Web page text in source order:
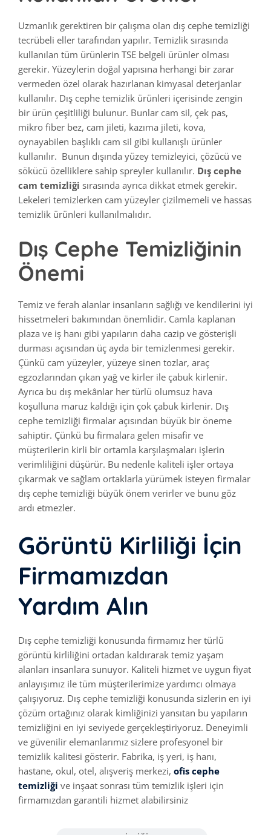
Uzmanlık gerektiren bir çalışma olan dış cephe temizliği
tecrübeli eller tarafından yapılır. Temizlik sırasında
kullanılan tüm ürünlerin TSE belgeli ürünler olması
gerekir. Yüzeylerin doğal yapısına herhangi bir zarar
vermeden özel olarak hazırlanan kimyasal deterjanlar
kullanılır. Dış cephe temizlik ürünleri içerisinde zengin
bir ürün çeşitliliği bulunur. Bunlar cam sil, çek pas,
mikro fiber bez, cam jileti, kazıma jileti, kova,
oynayabilen başlıklı cam sil gibi kullanışlı ürünler
kullanılır. Bunun dışında yüzey temizleyici, çözücü ve
sökücü özelliklere sahip spreyler kullanılır. Dış cephe
cam temizliği sırasında ayrıca dikkat etmek gerekir.
Lekeleri temizlerken cam yüzeyler çizilmemeli ve hassas
temizlik ürünleri kullanılmalıdır.
Dış Cephe Temizliğinin
Önemi
Temiz ve ferah alanlar insanların sağlığı ve kendilerini iyi
hissetmeleri bakımından önemlidir. Camla kaplanan
plaza ve iş hanı gibi yapıların daha cazip ve gösterişli
durması açısından üç ayda bir temizlenmesi gerekir.
Çünkü cam yüzeyler, yüzeye sinen tozlar, araç
egzozlarından çıkan yağ ve kirler ile çabuk kirlenir.
Ayrıca bu dış mekânlar her türlü olumsuz hava
koşulluna maruz kaldığı için çok çabuk kirlenir. Dış
cephe temizliği firmalar açısından büyük bir öneme
sahiptir. Çünkü bu firmalara gelen misafir ve
müşterilerin kirli bir ortamla karşılaşmaları işlerin
verimliliğini düşürür. Bu nedenle kaliteli işler ortaya
çıkarmak ve sağlam ortaklarla yürümek isteyen firmalar
dış cephe temizliği büyük önem verirler ve bunu göz
ardı etmezler.
Görüntü Kirliliği İçin
Firmamızdan
Yardım Alın
Dış cephe temizliği konusunda firmamız her türlü
görüntü kirliliğini ortadan kaldırarak temiz yaşam
alanları insanlara sunuyor. Kaliteli hizmet ve uygun fiyat
anlayışımız ile tüm müşterilerimize yardımcı olmaya
çalışıyoruz. Dış cephe temizliği konusunda sizlerin en iyi
çözüm ortağınız olarak kimliğinizi yansıtan bu yapıların
temizliğini en iyi seviyede gerçekleştiriyoruz. Deneyimli
ve güvenilir elemanlarımız sizlere profesyonel bir
temizlik kalitesi gösterir. Fabrika, iş yeri, iş hanı,
hastane, okul, otel, alışveriş merkezi, ofis cephe
temizliği ve inşaat sonrası tüm temizlik işleri için
firmamızdan garantili hizmet alabilirsiniz